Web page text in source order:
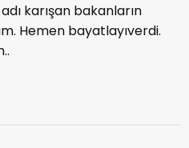
karışan bakanların
Hemen bayatlayıverdi.